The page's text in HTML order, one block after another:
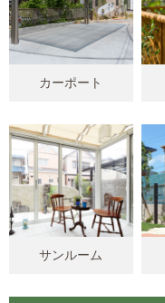
カーポート
サンルーム